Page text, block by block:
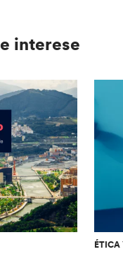
interese
ÉTICA